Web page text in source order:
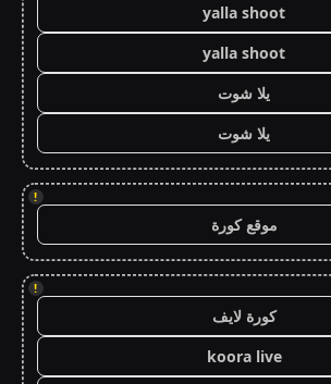
yalla shoot
yalla shoot
يلا شوت
يلا شوت
!
موقع كورة
!
كورة لايف
koora live